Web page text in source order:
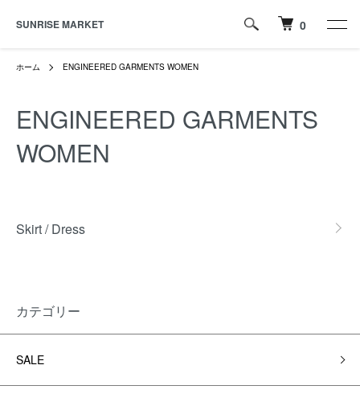
SUNRISE MARKET 0
ホーム ENGINEERED GARMENTS WOMEN
ENGINEERED GARMENTS
WOMEN
Skirt / Dress
カテゴリー
SALE